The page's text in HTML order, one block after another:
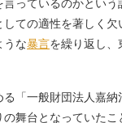
っているのかという
ての適性を著しく欠
うな暴言を繰り返し、
「一般財団法人嘉納
の舞台となっていたこ